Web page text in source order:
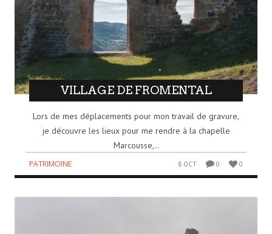
VILLAGE DE FROMENTAL
Lors de mes déplacements pour mon travail de gravure,
je découvre les lieux pour me rendre à la chapelle
Marcousse,..
PATRIMOINE 8 OCT 0 0